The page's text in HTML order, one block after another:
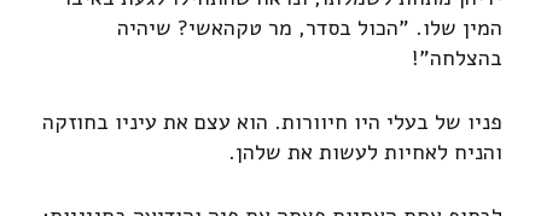
המין שלו. "הכול בסדר, מר טקהאשי? שיהיה
בהצלחה"!
פניו של בעלי היו חיוורות. הוא עצם את עיניו בחוזקה
והניח לאחיות לעשות את שלהן.